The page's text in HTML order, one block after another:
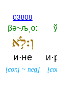
[
03808
βә~љˌо:‎
וְ:לֹ֥א
и·не
[conj ~neg]